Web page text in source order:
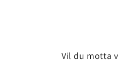
Vil du motta